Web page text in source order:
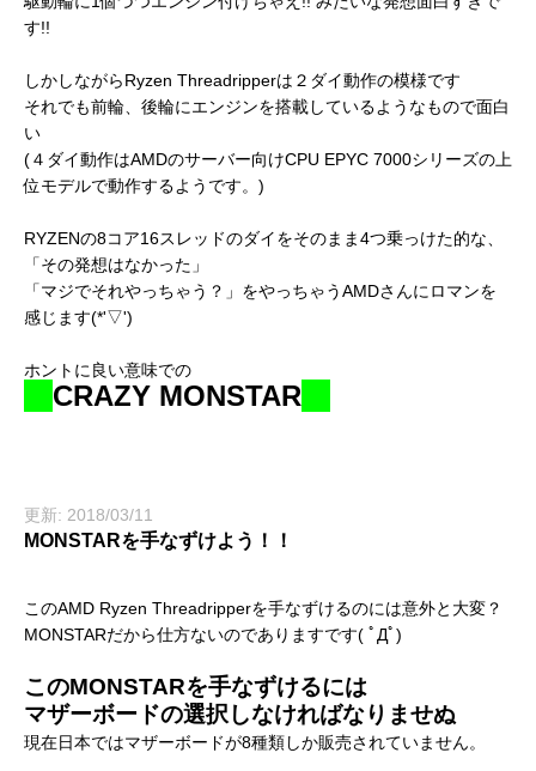
す!!
しかしながらRyzen Threadripperは２ダイ動作の模様です
それでも前輪、後輪にエンジンを搭載しているようなもので面白
い
(４ダイ動作はAMDのサーバー向けCPU EPYC 7000シリーズの上
位モデルで動作するようです。)
RYZENの8コア16スレッドのダイをそのまま4つ乗っけた的な、
「その発想はなかった」
「マジでそれやっちゃう？」をやっちゃうAMDさんにロマンを
感じます(*'▽')
ホントに良い意味での
CRAZY MONSTAR
更新: 2018/03/11
MONSTARを手なずけよう！！
このAMD Ryzen Threadripperを手なずけるのには意外と大変？
MONSTARだから仕方ないのでありますです( ﾟДﾟ)
このMONSTARを手なずけるには
マザーボードの選択しなければなりませぬ
現在日本ではマザーボードが8種類しか販売されていません。